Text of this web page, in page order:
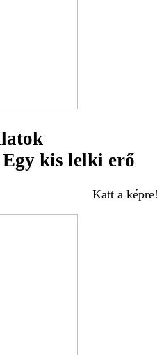
Egy kis lelki erő
Katt a képre!